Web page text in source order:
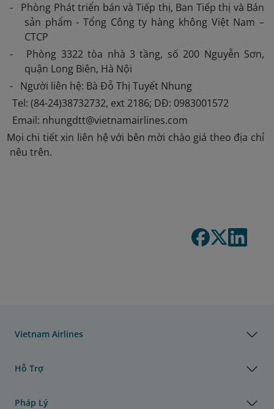
- Phòng Phát triển bán và Tiếp thị, Ban Tiếp thị và Bán
sản phẩm - Tổng Công ty hàng không Việt Nam –
CTCP
- Phòng 3322 tòa nhà 3 tầng, số 200 Nguyễn Sơn,
quận Long Biên, Hà Nội
- Người liên hệ: Bà Đỗ Thị Tuyết Nhung
Tel: (84-24)38732732, ext 2186; DĐ: 0983001572
Email: nhungdtt@vietnamairlines.com
chi tiết xin liên hệ với bên mời chào giá theo địa chỉ
nêu trên.
Vietnam Airlines
Hỗ Trợ
Pháp Lý